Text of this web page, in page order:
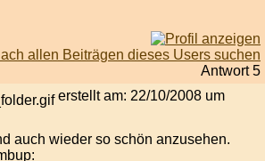
Antwort 5
erstellt am: 22/10/2008 um
auch wieder so schön anzusehen.